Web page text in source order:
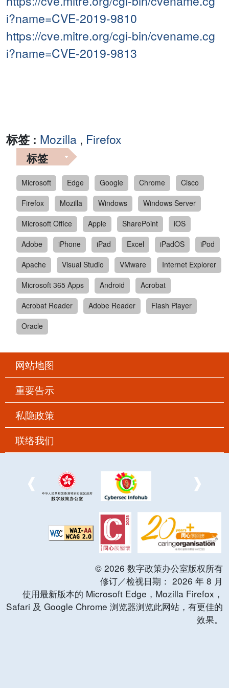
i?name=CVE-2019-9810
https://cve.mitre.org/cgi-bin/cvename.cg
i?name=CVE-2019-9813
标签 : Mozilla , Firefox
标签
Microsoft Edge Google Chrome
Cisco
Firefox
Mozilla Windows
Windows Server
Microsoft Office
Apple SharePoint
iOS
Adobe
iPhone iPad Excel iPadOS
iPod
Apache
Visual Studio VMware
Internet Explorer
Microsoft 365 Apps
Android
Acrobat
Acrobat Reader
Adobe Reader
Flash Player
Oracle
网站地图
重要告示
私隐政策
联络我们
© 2026 数字政策办公室版权所有
修订／检视日期： 2026 年 8 月
使用最新版本的 Microsoft Edge，Mozilla Firefox，
Safari 及 Google Chrome 浏览器浏览此网站，有更佳的
效果。